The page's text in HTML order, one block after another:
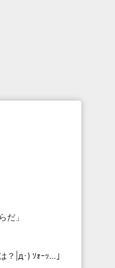
だ 」
？|д･) ｿｫｰｯ… 」